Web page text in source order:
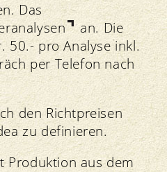
Das
an. Die
50.- pro Analyse inkl.
per Telefon nach
den Richtpreisen
zu definieren.
Produktion aus dem